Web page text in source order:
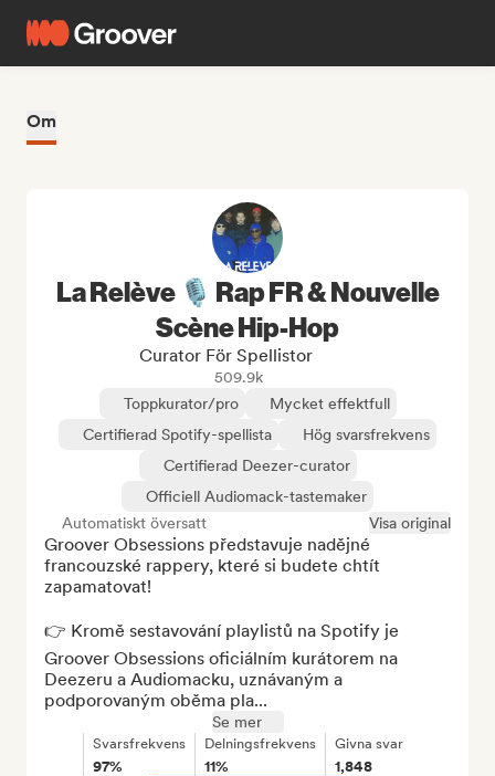
Om
La Relève 🎙️ Rap FR & Nouvelle
Scène Hip-Hop
Curator För Spellistor
509.9k
Toppkurator/pro
Mycket effektfull
Certifierad Spotify-spellista
Hög svarsfrekvens
Certifierad Deezer-curator
Officiell Audiomack-tastemaker
Automatiskt översatt
Visa original
Groover Obsessions představuje nadějné
francouzské rappery, které si budete chtít
zapamatovat!
👉 Kromě sestavování playlistů na Spotify je
Groover Obsessions oficiálním kurátorem na
Deezeru a Audiomacku, uznávaným a
podporovaným oběma pla...
Se mer
Svarsfrekvens
97%
Delningsfrekvens
11%
Givna svar
1,848